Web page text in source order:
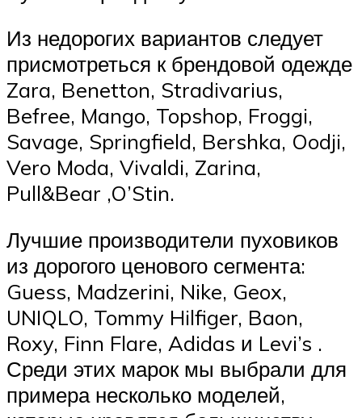
Из недорогих вариантов следует
присмотреться к брендовой одежде
Zara, Benetton, Stradivarius,
Befree, Mango, Topshop, Froggi,
Savage, Springfield, Bershka, Oodji,
Vero Moda, Vivaldi, Zarina,
Pull&Bear ,O’Stin.
Лучшие производители пуховиков
из дорогого ценового сегмента:
Guess, Madzerini, Nike, Geox,
UNIQLO, Tommy Hilfiger, Baon,
Roxy, Finn Flare, Adidas и Levi’s .
Среди этих марок мы выбрали для
примера несколько моделей,